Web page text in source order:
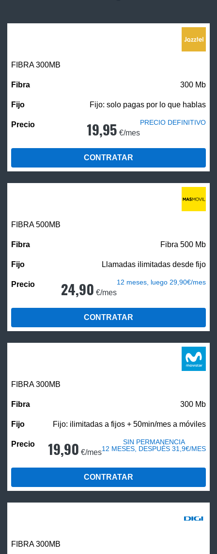
FIBRA 300MB
300 Mb
Fijo: solo pagas por lo que hablas
19,95 €/mes
PRECIO DEFINITIVO
CONTRATAR
FIBRA500MB
Fibra 500 Mb
Llamadas ilimitadas desde fijo
24,90 €/mes
12 meses, luego 29,90€/mes
CONTRATAR
FIBRA 300MB
300 Mb
Fijo: ilimitadas a fijos + 50min/mes a móviles
19,90 €/mes
SIN PERMANENCIA
12 MESES, DESPUÉS 31,9€/MES
CONTRATAR
FIBRA 300MB